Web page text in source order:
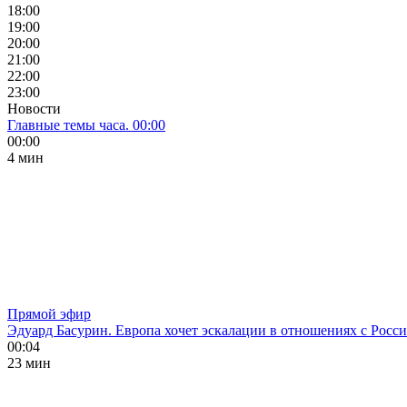
18:00
19:00
20:00
21:00
22:00
23:00
Новости
Главные темы часа. 00:00
00:00
4 мин
Прямой эфир
Эдуард Басурин. Европа хочет эскалации в отношениях с
00:04
23 мин